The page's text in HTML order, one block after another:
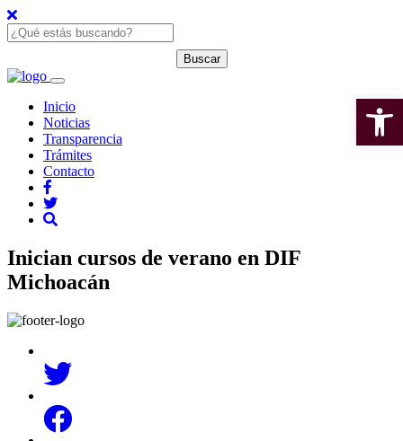
Inicio
Noticias
Transparencia
Trámites
Contacto
Inician cursos de verano en DIF
Michoacán